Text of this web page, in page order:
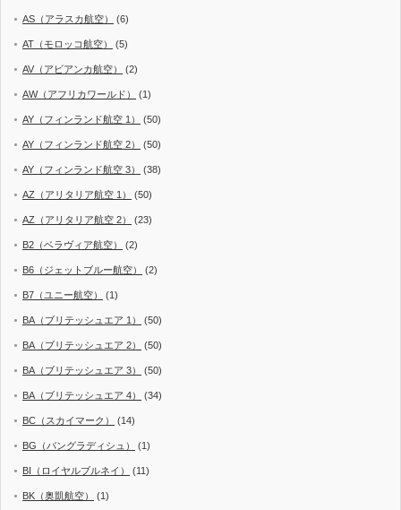
AS（アラスカ航空） (6)
AT（モロッコ航空） (5)
AV（アビアンカ航空） (2)
AW（アフリカワールド） (1)
AY（フィンランド航空 1） (50)
AY（フィンランド航空 2） (50)
AY（フィンランド航空 3） (38)
AZ（アリタリア航空 1） (50)
AZ（アリタリア航空 2） (23)
B2（ベラヴィア航空） (2)
B6（ジェットブルー航空） (2)
B7（ユニー航空） (1)
BA（ブリテッシュエア 1） (50)
BA（ブリテッシュエア 2） (50)
BA（ブリテッシュエア 3） (50)
BA（ブリテッシュエア 4） (34)
BC（スカイマーク） (14)
BG（バングラディシュ） (1)
BI（ロイヤルブルネイ） (11)
BK（奥凱航空） (1)